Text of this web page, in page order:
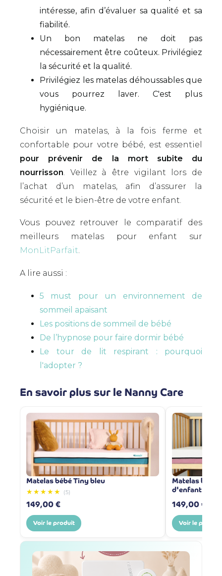
intéresse, afin d’évaluer sa qualité et sa
fiabilité.
Un bon matelas ne doit pas
nécessairement être coûteux. Privilégiez
la sécurité et la qualité.
Privilégiez les matelas déhoussables que
vous pourrez laver. C'est plus
hygiénique.
Choisir un matelas, à la fois ferme et
confortable pour votre bébé, est essentiel
pour prévenir de la mort subite du
nourrisson. Veillez à être vigilant lors de
l’achat d’un matelas, afin d’assurer la
sécurité et le bien-être de votre enfant.
Vous pouvez retrouver le comparatif des
meilleurs matelas pour enfant sur
MonLitParfait.
A lire aussi :
5 must pour un environnement de
sommeil apaisant
Les positions de sommeil de bébé
De l’hypnose pour faire dormir bébé
Le tour de lit respirant : pourquoi
l'adopter ?
En savoir plus sur le Nanny Care
Matelas bébé Tiny bleu
★★★★★ (5)
149,00 €
Voir le produit
Matelas bébé
d'enfant"
149,00 €
Voir le produit